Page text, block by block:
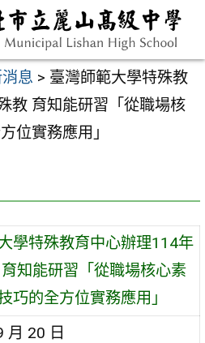
息 > 臺灣師範大學特殊教
教 育知能研習「從職場核
位實務應用」
學特殊教育中心辦理114年
知能研習「從職場核心素
巧的全方位實務應用」
月 20 日